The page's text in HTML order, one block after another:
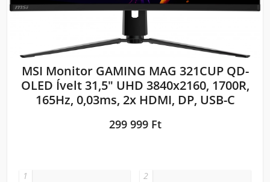
MSI Monitor GAMING MAG 321CUP QD-
OLED Ívelt 31,5" UHD 3840x2160, 1700R,
165Hz, 0,03ms, 2x HDMI, DP, USB-C
299 999 Ft
1 2